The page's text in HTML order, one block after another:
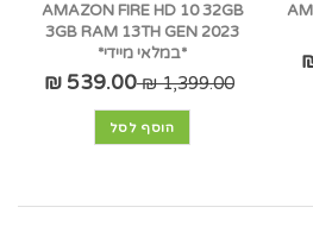
AMAZON FIRE HD 10 32GB
3GB RAM 13TH GEN 2023
*במלאי מיידי*
1,399.00 ₪
539.00 ₪
הוסף לסל